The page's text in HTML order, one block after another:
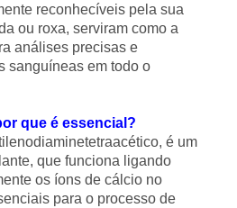
reconhecíveis pela sua
ou roxa, serviram como a
análises precisas e
sanguíneas em todo o
que é essencial?
é um
que funciona ligando
os íons de cálcio no
para o processo de